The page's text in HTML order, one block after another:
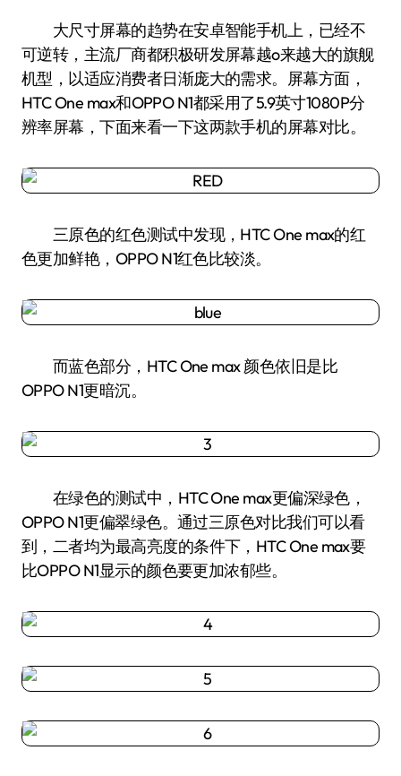
大尺寸屏幕的趋势在安卓智能手机上，已经不
可逆转，主流厂商都积极研发屏幕越o来越大的旗舰
机型，以适应消费者日渐庞大的需求。屏幕方面，
HTC One max和OPPO N1都采用了5.9英寸1080P分
辨率屏幕，下面来看一下这两款手机的屏幕对比。
三原色的红色测试中发现，HTC One max的红
色更加鲜艳，OPPO N1红色比较淡。
而蓝色部分，HTC One max 颜色依旧是比
OPPO N1更暗沉。
在绿色的测试中，HTC One max更偏深绿色，
OPPO N1更偏翠绿色。通过三原色对比我们可以看
到，二者均为最高亮度的条件下，HTC One max要
比OPPO N1显示的颜色要更加浓郁些。